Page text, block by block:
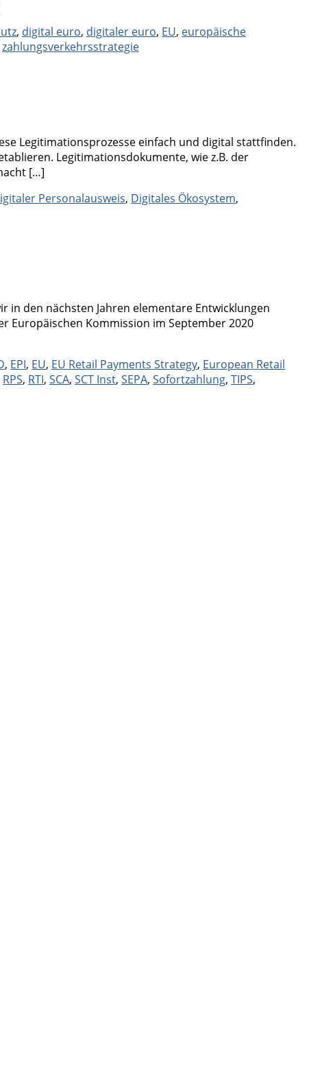
, digital euro, digitaler euro, EU, europäische
zahlungsverkehrsstrategie
Legitimationsprozesse einfach und digital stattfinden.
Legitimationsdokumente, wie z.B. der
[…]
Personalausweis, Digitales Ökosystem,
in den nächsten Jahren elementare Entwicklungen
Europäischen Kommission im September 2020
, EPI, EU, EU Retail Payments Strategy, European Retail
RPS, RTI, SCA, SCT Inst, SEPA, Sofortzahlung, TIPS,